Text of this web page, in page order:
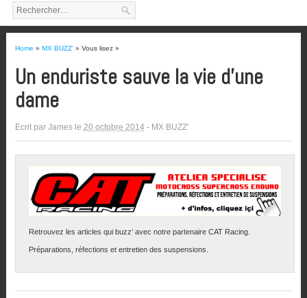
Home » MX BUZZ'» Vous lisez »
Un enduriste sauve la vie d’une
dame
Ecrit par Jamesle 20 octobre 2014 - MX BUZZ'
Retrouvez les articles qui buzz’ avec notre partenaire CAT Racing.
Préparations, réfections et entretien des suspensions.